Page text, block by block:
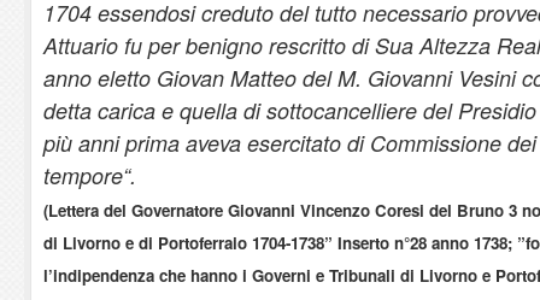
1704 essendosi creduto del tutto necessario
Attuario fu per benigno rescritto di Sua Altezza
anno eletto Giovan Matteo del M. Giovanni Vesini
detta carica e quella di sottocancelliere del
più anni prima aveva esercitato di Commissione
tempore“.
(Lettera del Governatore Giovanni Vincenzo Coresi del Bruno 3
di Livorno e di Portoferraio 1704-1738” Inserto n°28 anno 1738;
l’indipendenza che hanno i Governi e Tribunali di Livorno e